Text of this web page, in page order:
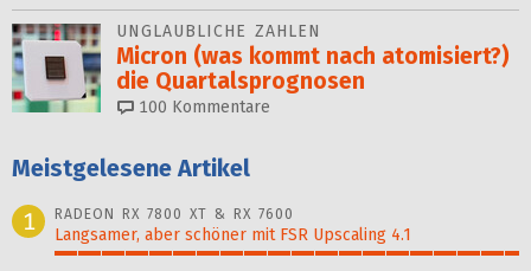
UNGLAUBLICHE ZAHLEN
Micron (was kommt nach atomisiert?)
die Quartalsprognosen
100 Kommentare
Meistgelesene Artikel
1
RADEON RX 7800 XT & RX 7600
Langsamer, aber schöner mit FSR Upscaling 4.1
100%